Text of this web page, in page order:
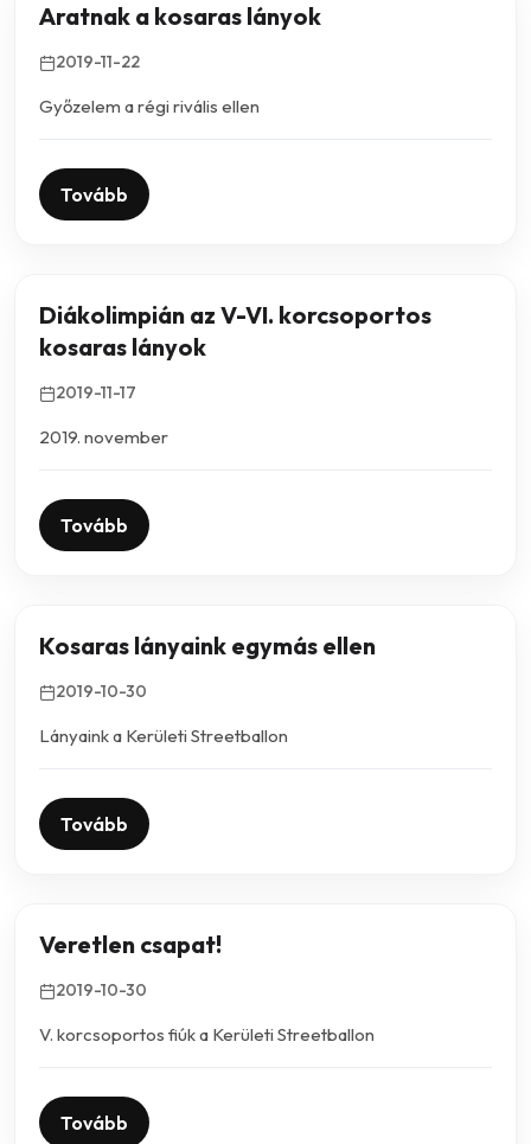
Aratnak a kosaras lányok
2019-11-22
Győzelem a régi rivális ellen
Tovább
Diákolimpián az V-VI. korcsoportos
kosaras lányok
2019-11-17
2019. november
Tovább
Kosaras lányaink egymás ellen
2019-10-30
Lányaink a Kerületi Streetballon
Tovább
Veretlen csapat!
2019-10-30
V. korcsoportos fiúk a Kerületi Streetballon
Tovább